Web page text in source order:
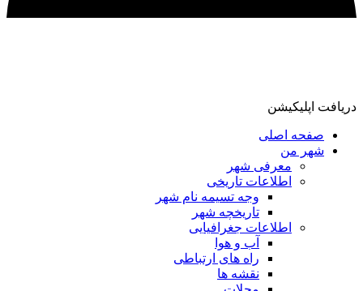
دریافت اپلیکیشن
صفحه اصلی
شهر من
معرفی شهر
اطلاعات تاریخی
وجه تسیمه نام شهر
تاریخچه شهر
اطلاعات جغرافیایی
آب و هوا
راه های ارتباطی
نقشه ها